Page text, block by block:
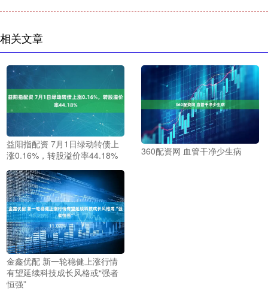
相关文章
益阳指配资 7月1日绿动转债上
涨0.16%，转股溢价率44.18%
360配资网 血管干净少生病
金鑫优配 新一轮稳健上涨行情
有望延续科技成长风格或“强者
恒强”